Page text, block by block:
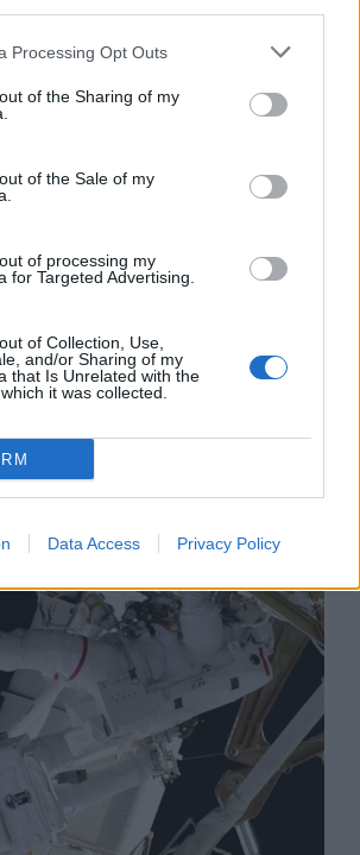
Processing Opt Outs
of the Sharing of my
of the Sale of my
of processing my
for Targeted Advertising.
of Collection, Use,
and/or Sharing of my
that Is Unrelated with the
it was collected.
Data Access Privacy Policy
кафене за сладолед в
за първи път